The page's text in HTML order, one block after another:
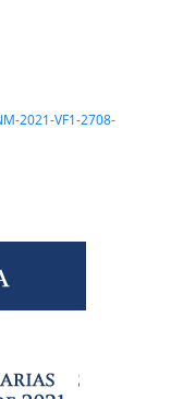
2021-VF1-2708-